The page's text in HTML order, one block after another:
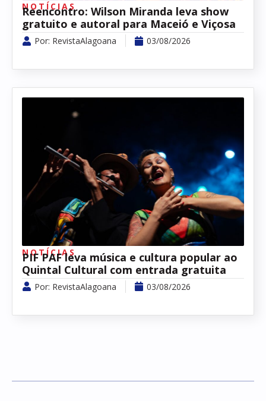
NOTÍCIAS
Reencontro: Wilson Miranda leva show
gratuito e autoral para Maceió e Viçosa
Por: RevistaAlagoana 03/08/2026
NOTÍCIAS
PIF PAF leva música e cultura popular ao
Quintal Cultural com entrada gratuita
Por: RevistaAlagoana 03/08/2026